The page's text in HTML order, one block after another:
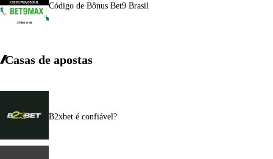
Código de Bônus Bet9 Brasil
Casas de apostas
B2xbet é confiável?